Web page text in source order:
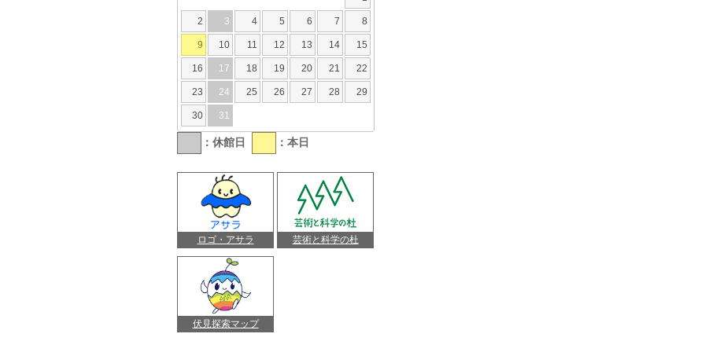
2 3 4 5 6 7 8
9 10 11 12 13 14 15
16 17 18 19 20 21 22
23 24 25 26 27 28 29
30 31
：休館日 ：本日
ロゴ・アサラ 芸術と科学の杜
伏見探索マップ